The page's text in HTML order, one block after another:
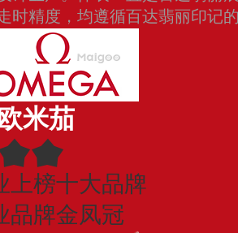
时精度，均遵循百达翡丽印记
米茄
上榜十大品牌
品牌金凤冠